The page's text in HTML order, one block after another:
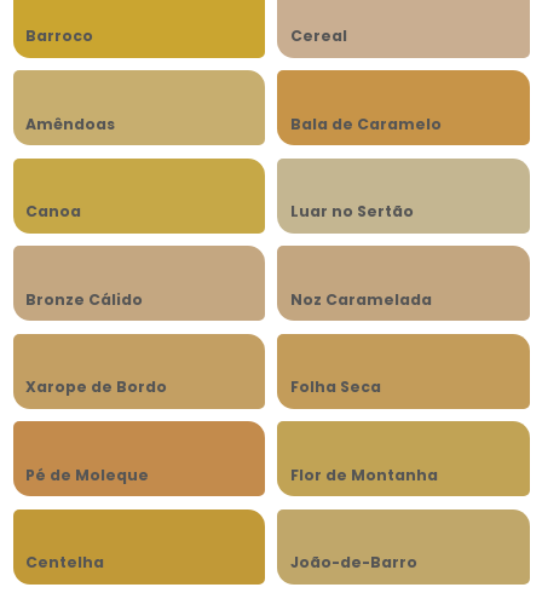
Barroco Cereal
Amêndoas Bala de Caramelo
Canoa Luar no Sertão
Bronze Cálido Noz Caramelada
Xarope de Bordo Folha Seca
Pé de Moleque Flor de Montanha
Centelha João-de-Barro